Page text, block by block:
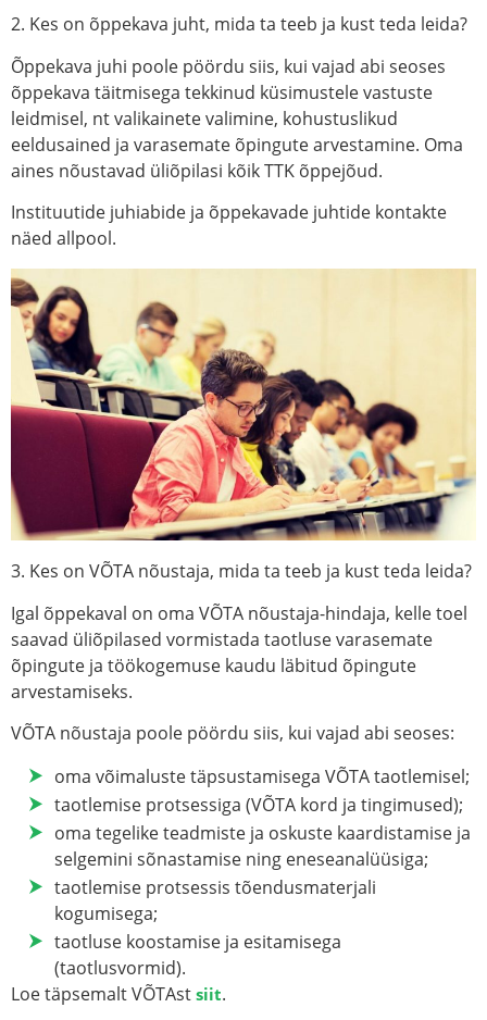
2. Kes on õppekava juht, mida ta teeb ja kust teda leida?
Õppekava juhi poole pöördu siis, kui vajad abi seoses
õppekava täitmisega tekkinud küsimustele vastuste
leidmisel, nt valikainete valimine, kohustuslikud
eeldusained ja varasemate õpingute arvestamine. Oma
aines nõustavad üliõpilasi kõik TTK õppejõud.
Instituutide juhiabide ja õppekavade juhtide kontakte
näed allpool.
3. Kes on VÕTA nõustaja, mida ta teeb ja kust teda leida?
Igal õppekaval on oma VÕTA nõustaja-hindaja, kelle toel
saavad üliõpilased vormistada taotluse varasemate
õpingute ja töökogemuse kaudu läbitud õpingute
arvestamiseks.
VÕTA nõustaja poole pöördu siis, kui vajad abi seoses:
oma võimaluste täpsustamisega VÕTA taotlemisel;
taotlemise protsessiga (VÕTA kord ja tingimused);
oma tegelike teadmiste ja oskuste kaardistamise ja
selgemini sõnastamise ning eneseanalüüsiga;
taotlemise protsessis tõendusmaterjali
kogumisega;
taotluse koostamise ja esitamisega
(taotlusvormid).
Loe täpsemalt VÕTAst siit.